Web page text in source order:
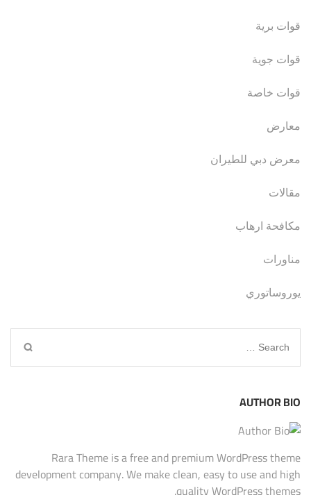
قوات برية
قوات جوية
قوات خاصة
معارض
معرض دبي للطيران
مقالات
مكافحة ارهاب
مناورات
يوروساتوري
Search
for:
AUTHOR BIO
Rara Theme is a free and premium WordPress theme
development company. We make clean, easy to use and high